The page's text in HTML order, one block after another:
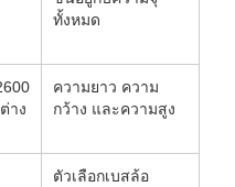
ทั้งหมด
าง
ความยาว ความ
กว้าง และความสูง
ตัวเลือกเบสล้อ